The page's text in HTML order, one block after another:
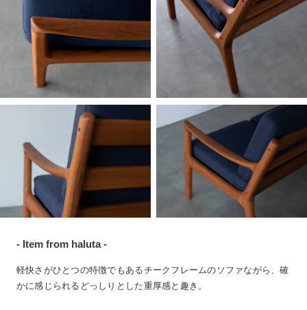
- Item from haluta -
軽快さがひとつの特徴でもあるチークフレームのソファながら、確
かに感じられるどっしりとした重厚感と趣き。